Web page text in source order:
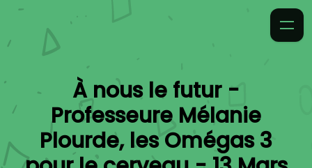
À nous le futur -
Professeure Mélanie
Plourde, les Omégas 3